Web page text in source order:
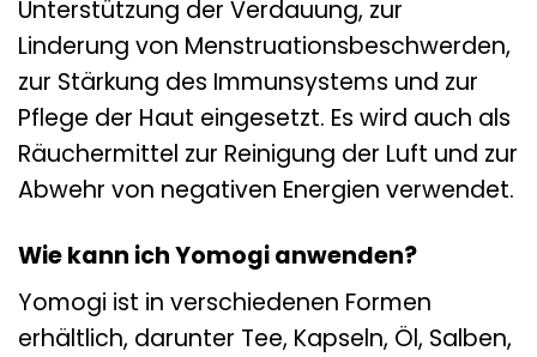
Unterstützung der Verdauung, zur
Linderung von Menstruationsbeschwerden,
zur Stärkung des Immunsystems und zur
Pflege der Haut eingesetzt. Es wird auch als
Räuchermittel zur Reinigung der Luft und zur
Abwehr von negativen Energien verwendet.
Wie kann ich Yomogi anwenden?
Yomogi ist in verschiedenen Formen
erhältlich, darunter Tee, Kapseln, Öl, Salben,